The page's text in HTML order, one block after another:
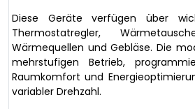
Diese Geräte verfügen über
Thermostatregler,
Wärmequellen und Gebläse. Die
mehrstufigen Betrieb,
Raumkomfort und
variabler Drehzahl.